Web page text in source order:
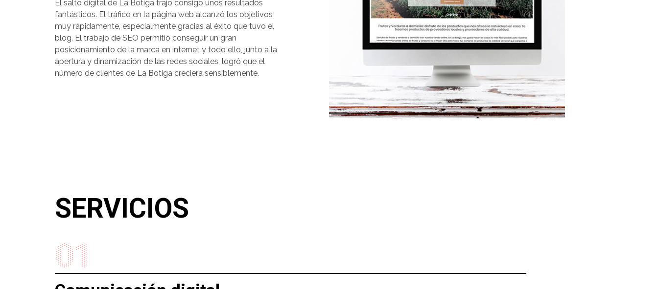
El salto digital de La Botiga trajo consigo unos resultados
fantásticos. El tráfico en la página web alcanzó los objetivos
muy rápidamente, especialmente gracias al éxito que tuvo el
blog. El trabajo de SEO permitió conseguir un gran
posicionamiento de la marca en internet y todo ello, junto a la
apertura y dinamización de las redes sociales, logró que el
número de clientes de La Botiga creciera sensiblemente.
SERVICIOS
01